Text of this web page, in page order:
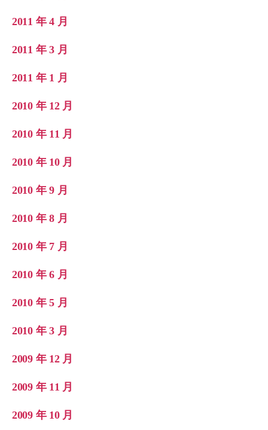
2011 年 4 月
2011 年 3 月
2011 年 1 月
2010 年 12 月
2010 年 11 月
2010 年 10 月
2010 年 9 月
2010 年 8 月
2010 年 7 月
2010 年 6 月
2010 年 5 月
2010 年 3 月
2009 年 12 月
2009 年 11 月
2009 年 10 月